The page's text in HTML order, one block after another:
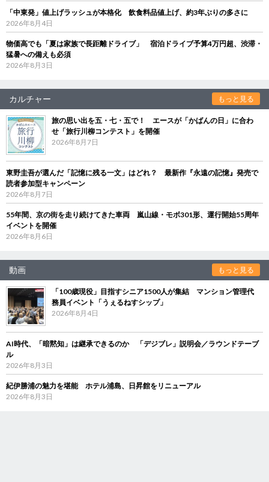
「中東発」値上げラッシュが本格化 飲食料品値上げ、約3年ぶりの多さに
2026年8月4日
物価高でも「夏は家族で長距離ドライブ」 宿泊ドライブ予算4万円超、渋滞・
猛暑への備えも必須
2026年8月3日
カルチャー もっと見る
旅の思い出を五・七・五で！ エースが「かばんの日」に合わ
せ「旅行川柳コンテスト」を開催
2026年8月7日
東野圭吾が選んだ「記憶に残る一文」はどれ？ 最新作『永遠の記憶』発売で
読者参加型キャンペーン
2026年8月7日
55年間、京の街を走り続けてきた車両 嵐山線・モボ301形、運行開始55周年
イベントを開催
2026年8月6日
動画 もっと見る
「100歳現役」目指すシニア1500人が集結 マンション管理代
務員イベント「うぇるねすシップ」
2026年8月4日
AI時代、「暗黙知」は継承できるのか 「デジブレ」説明会／ラウンドテーブ
ル
2026年8月3日
紀伊勝浦の魅力を堪能 ホテル浦島、日昇館をリニューアル
2026年8月3日